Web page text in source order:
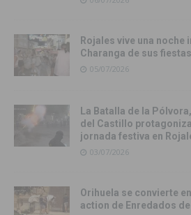
Rojales vive una
Charanga de sus
05/07/2026
La Batalla de la
del Castillo
jornada festiva en
03/07/2026
Orihuela se convierte
action de Enredados